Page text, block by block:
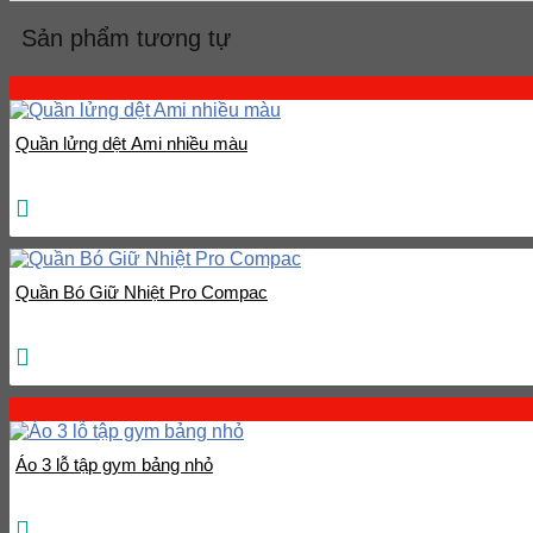
Sản phẩm tương tự
Quần lửng dệt Ami nhiều màu
Quần Bó Giữ Nhiệt Pro Compac
Áo 3 lỗ tập gym bảng nhỏ